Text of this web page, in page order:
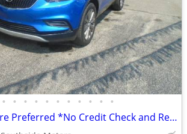
• • • • • • • • • • •
2017 Buick Encore Preferred *No Credit Check and Rent to Own!*